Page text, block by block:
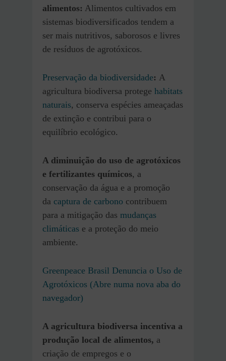
alimentos: Alimentos cultivados em
sistemas biodiversificados tendem a
ser mais nutritivos, saborosos e livres
de resíduos de agrotóxicos.
Preservação da biodiversidade: A
agricultura biodiversa protege habitats
naturais, conserva espécies ameaçadas
de extinção e contribui para o
equilíbrio ecológico.
A diminuição do uso de agrotóxicos
e fertilizantes químicos, a
conservação da água e a promoção
da captura de carbono contribuem
para a mitigação das mudanças
climáticas e a proteção do meio
ambiente.
Greenpeace Brasil Denuncia o Uso de
Agrotóxicos (Abre numa nova aba do
navegador)
A agricultura biodiversa incentiva a
produção local de alimentos, a
criação de empregos e o